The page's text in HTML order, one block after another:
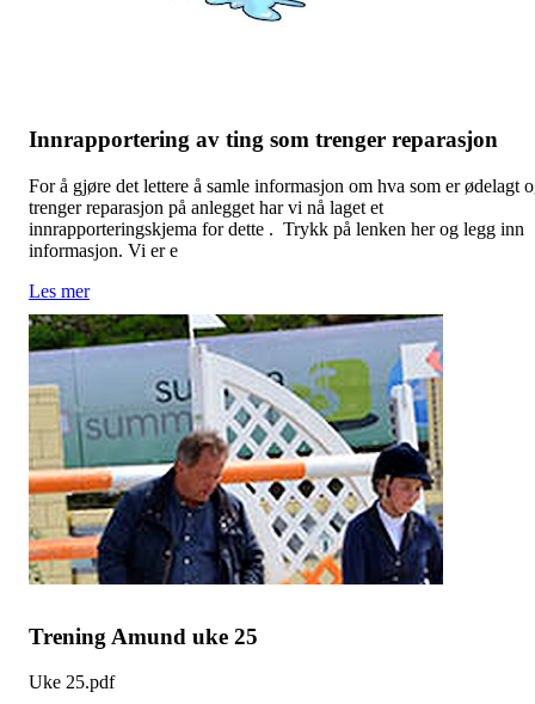
Innrapportering av ting som trenger reparasjon
For å gjøre det lettere å samle informasjon om hva som er ødelagt
trenger reparasjon på anlegget har vi nå laget et
innrapporteringskjema for dette . Trykk på lenken her og legg inn
informasjon. Vi er e
Les mer
Trening Amund uke 25
Uke 25.pdf